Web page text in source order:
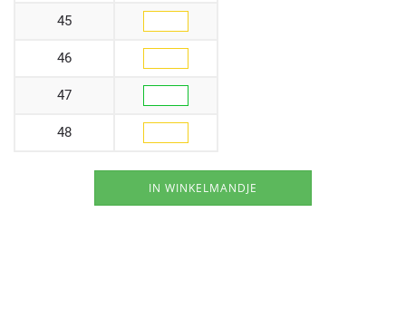
45
46
47
48